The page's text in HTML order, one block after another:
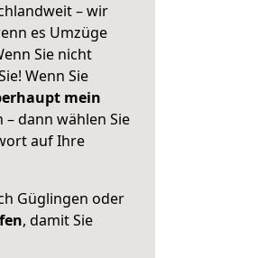
– wir
es Umzüge
Sie nicht
Wenn Sie
mein
dann wählen Sie
auf Ihre
Güglingen oder
, damit Sie